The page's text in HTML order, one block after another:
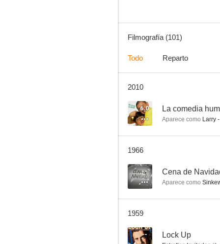
4.5
Filmografía (101)
Todo Reparto
2010
6.0 La comedia
Aparece como Larry
1966
-- Cena de
Aparece como
1959
-- Lock Up